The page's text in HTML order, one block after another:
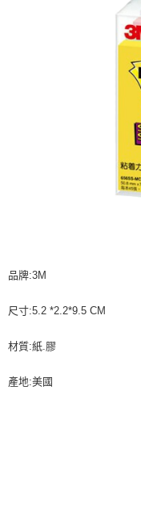
５．嚴禁一人註冊多個帳號
恩沛科技股份有限公司將有
每筆NT$80，滿NT$290(
品牌:3M
尺寸:5.2 *2.2*9.5 CM
材質:紙.膠
產地:美國